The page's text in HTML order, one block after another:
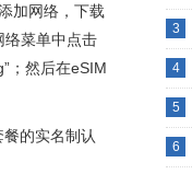
加网络，下载
络菜单中点击
；然后在eSIM
的实名制认
3
4
5
6